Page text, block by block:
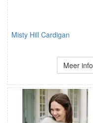
Misty Hill Cardigan
Meer info